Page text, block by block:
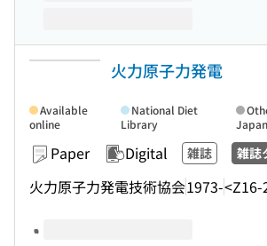
火力原子力発電
Paper Digital 雑誌 雑誌
火力原子力発電技術協会1973-<Z16-
Available
online
National Diet
Library
Japan
Volumes of this title